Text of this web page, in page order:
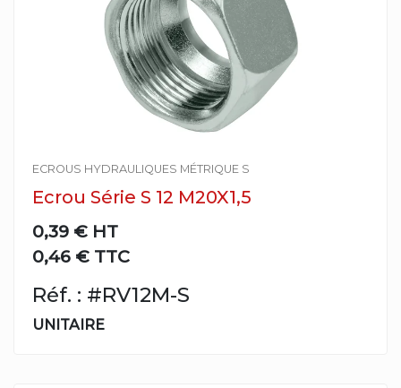
ECROUS HYDRAULIQUES MÉTRIQUE S
Ecrou Série S 12 M20X1,5
0,39 € HT
0,46 € TTC
Réf. : #RV12M-S
UNITAIRE